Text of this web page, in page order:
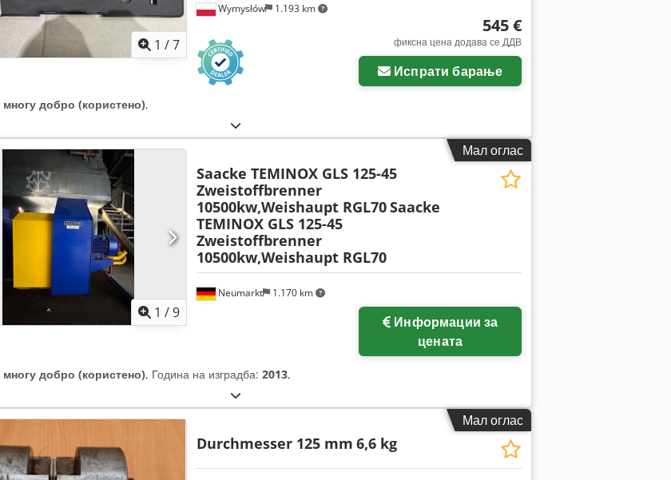
1 /7
Wymysłów 1.193 km
545 €
фиксна цена додава се ДДВ
Испрати барање
многу добро (користено),
Мал оглас
1 /9
Neumarkt 1.170 km
Saacke TEMINOX GLS 125-45
Zweistoffbrenner
10500kw,Weishaupt RGL70Saacke
TEMINOX GLS 125-45
Zweistoffbrenner
10500kw,Weishaupt RGL70
цената
многу добро (користено), Година на изградба: 2013,
Мал оглас
Durchmesser 125 mm 6,6 kg